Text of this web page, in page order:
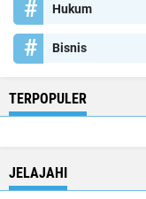
Hukum
Bisnis
TERPOPULER
JELAJAHI